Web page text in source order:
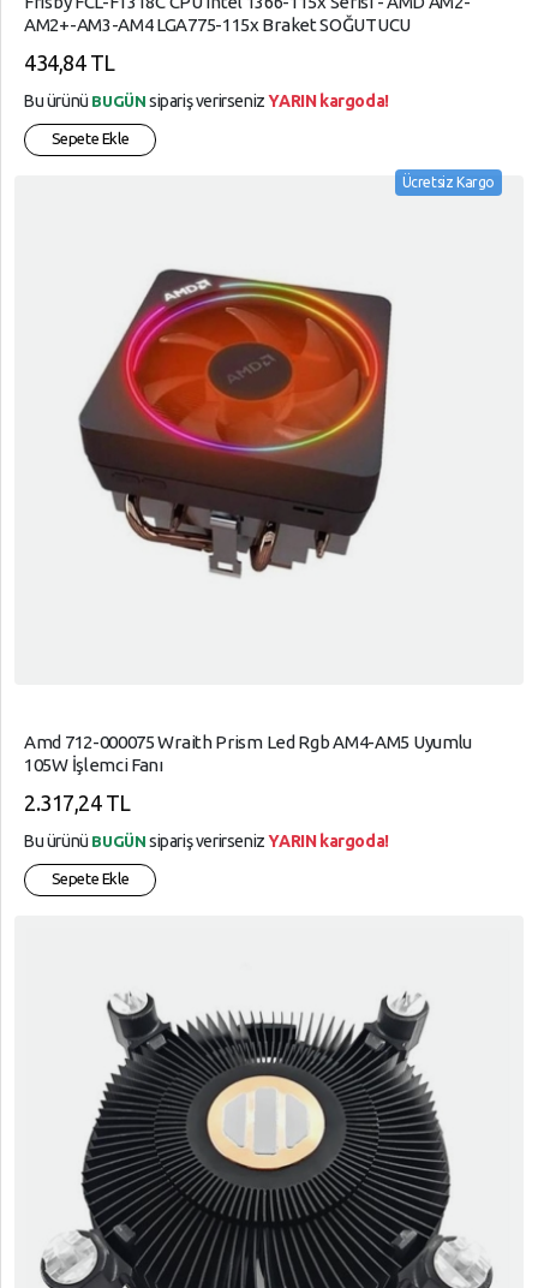
AM2+-AM3-AM4 LGA775-115x Braket SOĞUTUCU
434,84 TL
Bu ürünü BUGÜN sipariş verirsenizYARIN kargoda!
Sepete Ekle
Ücretsiz Kargo
Amd 712-000075 Wraith Prism Led Rgb AM4-AM5 Uyumlu
105W İşlemci Fanı
2.317,24 TL
Bu ürünü BUGÜN sipariş verirsenizYARIN kargoda!
Sepete Ekle